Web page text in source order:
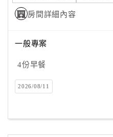
房間詳細內容
一般專案
4份早餐
2026/08/11